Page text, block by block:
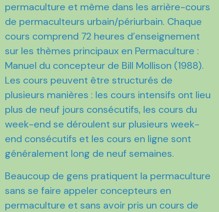
permaculture et même dans les arrière-cours
de permaculteurs urbain/périurbain. Chaque
cours comprend 72 heures d’enseignement
sur les thèmes principaux en Permaculture :
Manuel du concepteur de Bill Mollison (1988).
Les cours peuvent être structurés de
plusieurs manières : les cours intensifs ont lieu
plus de neuf jours consécutifs, les cours du
week-end se déroulent sur plusieurs week-
end consécutifs et les cours en ligne sont
généralement long de neuf semaines.
Beaucoup de gens pratiquent la permaculture
sans se faire appeler concepteurs en
permaculture et sans avoir pris un cours de